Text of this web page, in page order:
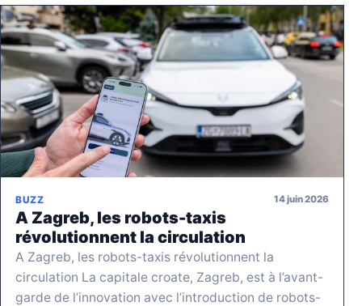
BUZZ 14 juin 2026
A Zagreb, les robots-taxis
révolutionnent la circulation
A Zagreb, les robots-taxis révolutionnent la
circulation La capitale croate, Zagreb, est à l’avant-
garde de l’innovation avec l’introduction de robots-